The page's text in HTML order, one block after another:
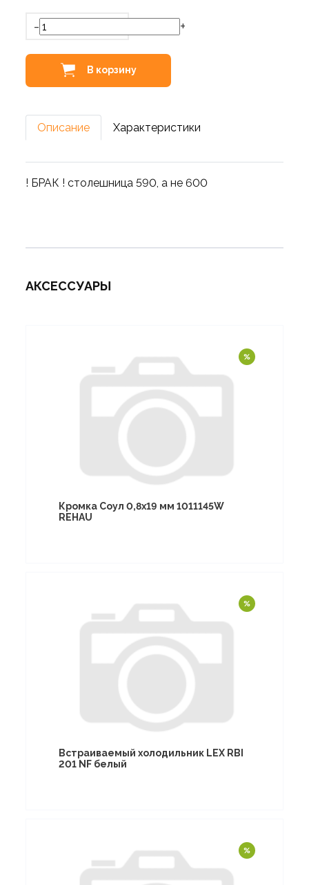
- +
В корзину
Описание Характеристики
! БРАК ! столешница 590, а не 600
АКСЕССУАРЫ
Кромка Соул 0,8х19 мм 1011145W
REHAU
Встраиваемый холодильник LEX RBI
201 NF белый